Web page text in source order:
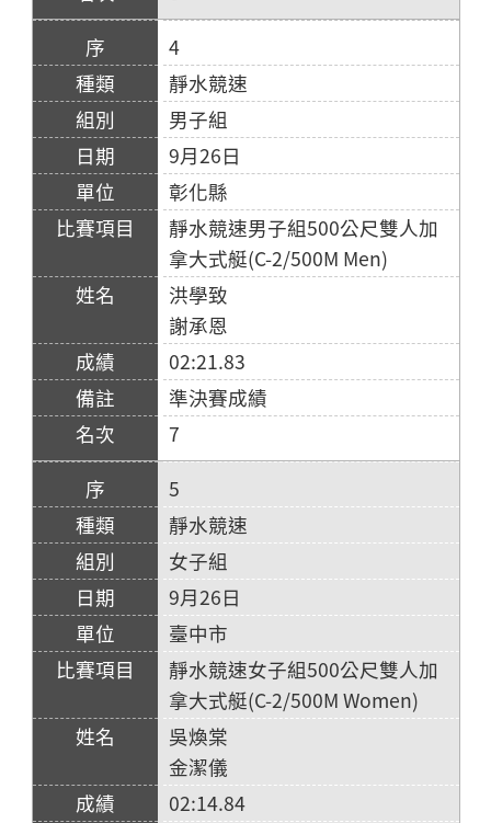
4
靜水競速
男子組
9月26日
彰化縣
靜水競速男子組500公尺雙人加
拿大式艇(C-2/500M Men)
洪學致
謝承恩
02:21.83
準決賽成績
7
5
靜水競速
女子組
9月26日
臺中市
靜水競速女子組500公尺雙人加
拿大式艇(C-2/500M Women)
吳煥棠
金潔儀
02:14.84